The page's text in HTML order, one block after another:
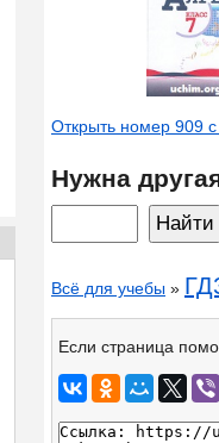
Открыть номер 909
Нужна
Всё для учебы »
Если страница